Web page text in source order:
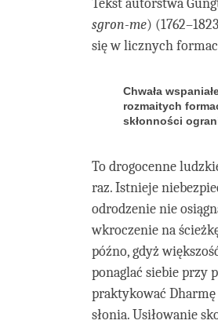
Tekst autorstwa
sgron-me)
się w licznych
Chwała
rozmaitych
skłonności
To drogocenne
raz. Istnieje
odrodzenie nie
wkroczenie na
późno, gdyż
ponaglać siebie przy
praktykować
słonia. Usiłowanie